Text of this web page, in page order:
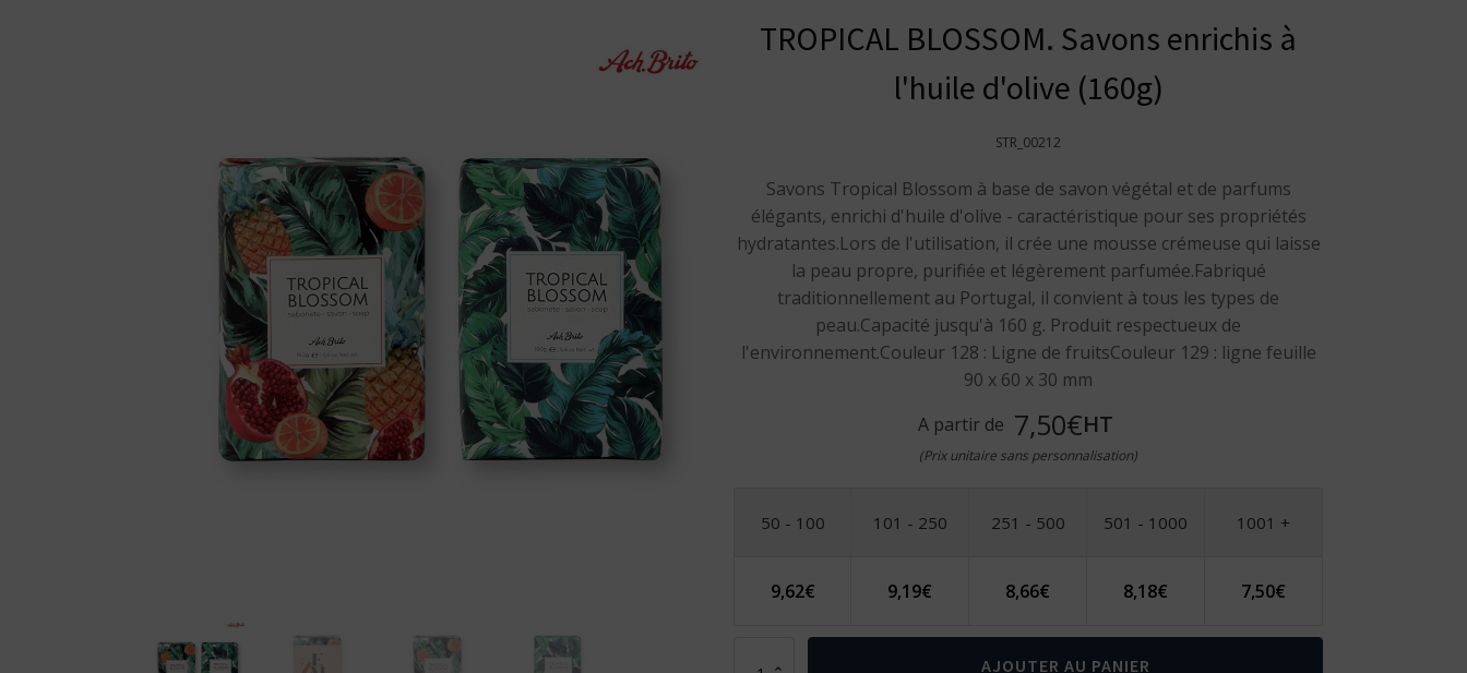
TROPICAL BLOSSOM. Savons enrichis à
l'huile d'olive (160g)
STR_00212
Savons Tropical Blossom à base de savon végétal et de parfums
élégants, enrichi d'huile d'olive - caractéristique pour ses propriétés
hydratantes.Lors de l'utilisation, il crée une mousse crémeuse qui laisse
la peau propre, purifiée et légèrement parfumée.Fabriqué
traditionnellement au Portugal, il convient à tous les types de
peau.Capacité jusqu'à 160 g. Produit respectueux de
l'environnement.Couleur 128 : Ligne de fruitsCouleur 129 : ligne feuille
90 x 60 x 30 mm
A partir de 7,50€HT
(Prix unitaire sans personnalisation)
50 - 100 101 - 250 251 - 500 501 - 1000 1001 +
9,62€ 9,19€ 8,66€ 8,18€ 7,50€
AJOUTER AU PANIER